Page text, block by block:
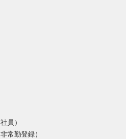
員）
常勤登録）